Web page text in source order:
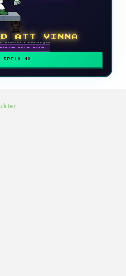
🏆
ATT VINNA
klättra i rankingen
VARJE MÅNAD
SPELA NU